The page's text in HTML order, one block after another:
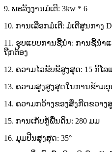
9. ພະລັງງານມໍເຕີ: 3kw * 6
10. ການເລືອກມໍເຕີ: ມໍເຕີສູນກາງ
11. ຮູບແບບການຊີ້ນຳ: ການຊີ້ນຳ
ຖືກຕ້ອງ
12. ຄວາມໄວຂັບຂີ່ສູງສຸດ: 15 ກິໂລ
13. ຄວາມສູງສູງສຸດໃນການຂ້າມອຸ
14. ຄວາມກວ້າງຂອງສິ່ງກີດຂວາງ
15. ການເກັບກູ້ພື້ນດິນ: 280 ມມ
16. ມຸມປີນສູງສຸດ: 35°